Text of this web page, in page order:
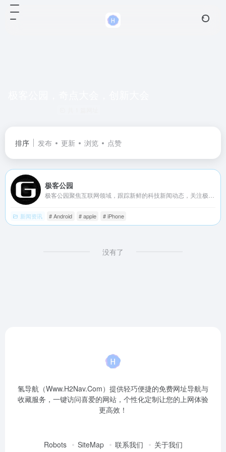
排序 发布 更新 浏览 点赞
极客公园
新闻资讯 # Android # apple # iPhone
没有了
氢导航（Www.H2Nav.Com）提供轻巧便捷的免费网址导航与
收藏服务，一键访问喜爱的网站，个性化定制让您的上网体验
更高效！
Robots SiteMap 联系我们 关于我们